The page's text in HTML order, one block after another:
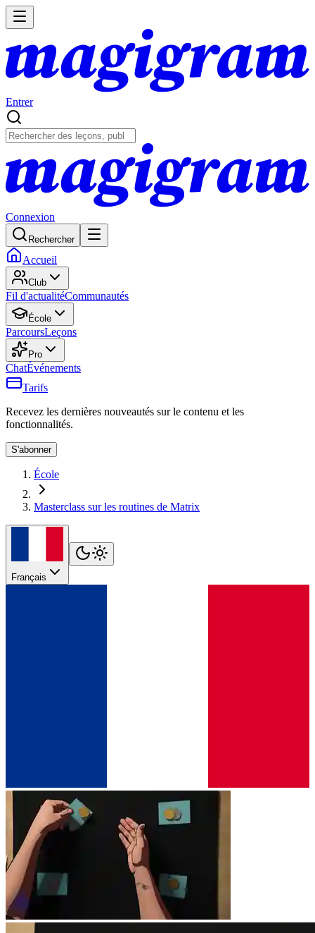
Entrer
Connexion
Rechercher
Accueil
Club
Fil d'actualitéCommunautés
École
ParcoursLeçons
Pro
ChatÉvénements
Tarifs
Recevez les dernières nouveautés sur le contenu et les
fonctionnalités.
S'abonner
École
Masterclass sur les routines de Matrix
Français